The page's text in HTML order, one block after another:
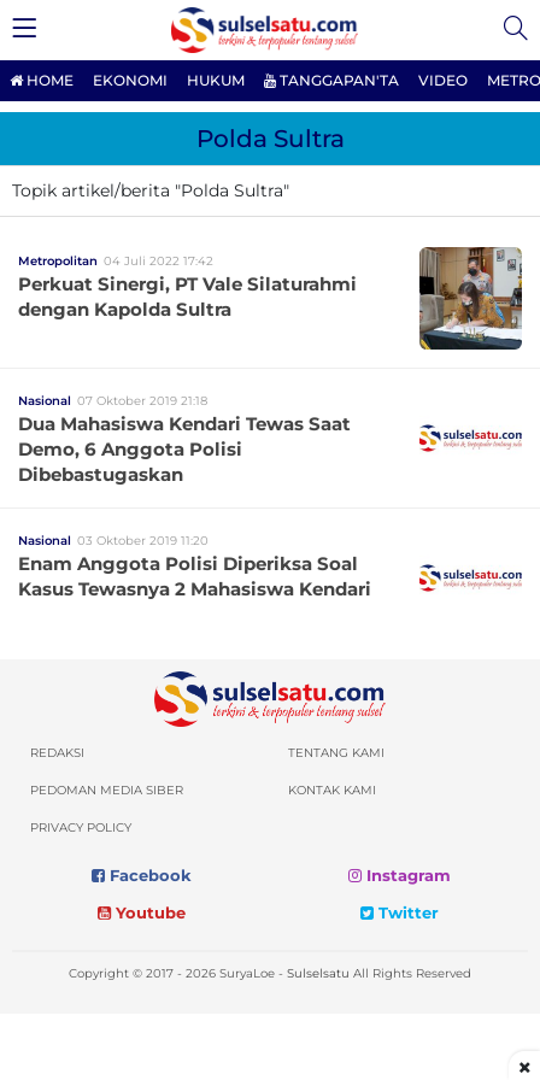
HOME EKONOMI HUKUM TANGGAPAN'TA VIDEO
Polda Sultra
Topik artikel/berita "Polda Sultra"
Metropolitan 04 Juli 2022 17:42
Perkuat Sinergi, PT Vale Silaturahmi
dengan Kapolda Sultra
Nasional 07 Oktober 2019 21:18
Dua Mahasiswa Kendari Tewas Saat
Demo, 6 Anggota Polisi
Dibebastugaskan
Nasional 03 Oktober 2019 11:20
Enam Anggota Polisi Diperiksa Soal
Kasus Tewasnya 2 Mahasiswa Kendari
REDAKSI TENTANG KAMI
PEDOMAN MEDIA SIBER KONTAK KAMI
PRIVACY POLICY
Facebook
Instagram
Youtube
Twitter
Copyright © 2017 - 2026 SuryaLoe - Sulselsatu All Rights Reserved
×